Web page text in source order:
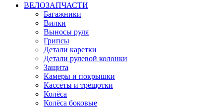
ВЕЛОЗАПЧАСТИ
Багажники
Вилки
Выносы руля
Грипсы
Детали каретки
Детали рулевой колонки
Защита
Камеры и покрышки
Кассеты и трещотки
Колёса
Колёса боковые